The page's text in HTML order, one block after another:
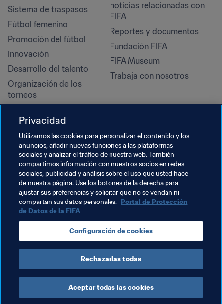
Sistema de traspasos
Fútbol femenino
Promoción del fútbol
Innovación
Desarrollo del talento
Organización de los
torneos
Derechos humanos y lucha
contra la discriminación
Salud y atención médica
Iniciativas educativas
noticias relacionadas con
FIFA
Reportes y documentos
Fundación FIFA
FIFA Museum
Trabaja con nosotros
TÉRMINOS DE SERVICIO
PORTAL DE PROTECCIÓN DE DATOS DE LA FIFA
DESCÁRGALO
CONFIGURACIÓN DE COOKIES
Copyright © 1994 - 2025 FIFA. Reservados todos los derechos.
Cookie Settings
Privacidad
Utilizamos las cookies para personalizar el contenido y los
anuncios, añadir nuevas funciones a las plataformas
sociales y analizar el tráfico de nuestra web. También
compartimos información con nuestros socios en redes
sociales, publicidad y análisis sobre el uso que usted hace
de nuestra página. Use los botones de la derecha para
ajustar sus preferencias y solicitar que no se vendan ni
compartan sus datos personales. Portal de Protección
de Datos de la FIFA
Configuración de cookies
Rechazarlas todas
Aceptar todas las cookies